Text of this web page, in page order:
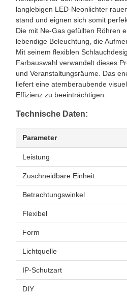
langlebigen LED-Neonlichter
stand und eignen sich somit
Die mit Ne-Gas gefüllten Röhren
lebendige Beleuchtung, die
Mit seinem flexiblen
Farbauswahl verwandelt dieses
und Veranstaltungsräume. Das
liefert eine atemberaubende
Effizienz zu beeinträchtigen.
Technische Daten:
Parameter
Leistung
Zuschneidbare Einheit
Betrachtungswinkel
Flexibel
Form
Lichtquelle
IP-Schutzart
DIY